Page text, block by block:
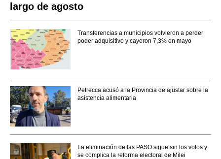
largo de agosto
Transferencias a municipios volvieron a perder
poder adquisitivo y cayeron 7,3% en mayo
Petrecca acusó a la Provincia de ajustar sobre la
asistencia alimentaria
La eliminación de las PASO sigue sin los votos y
se complica la reforma electoral de Milei